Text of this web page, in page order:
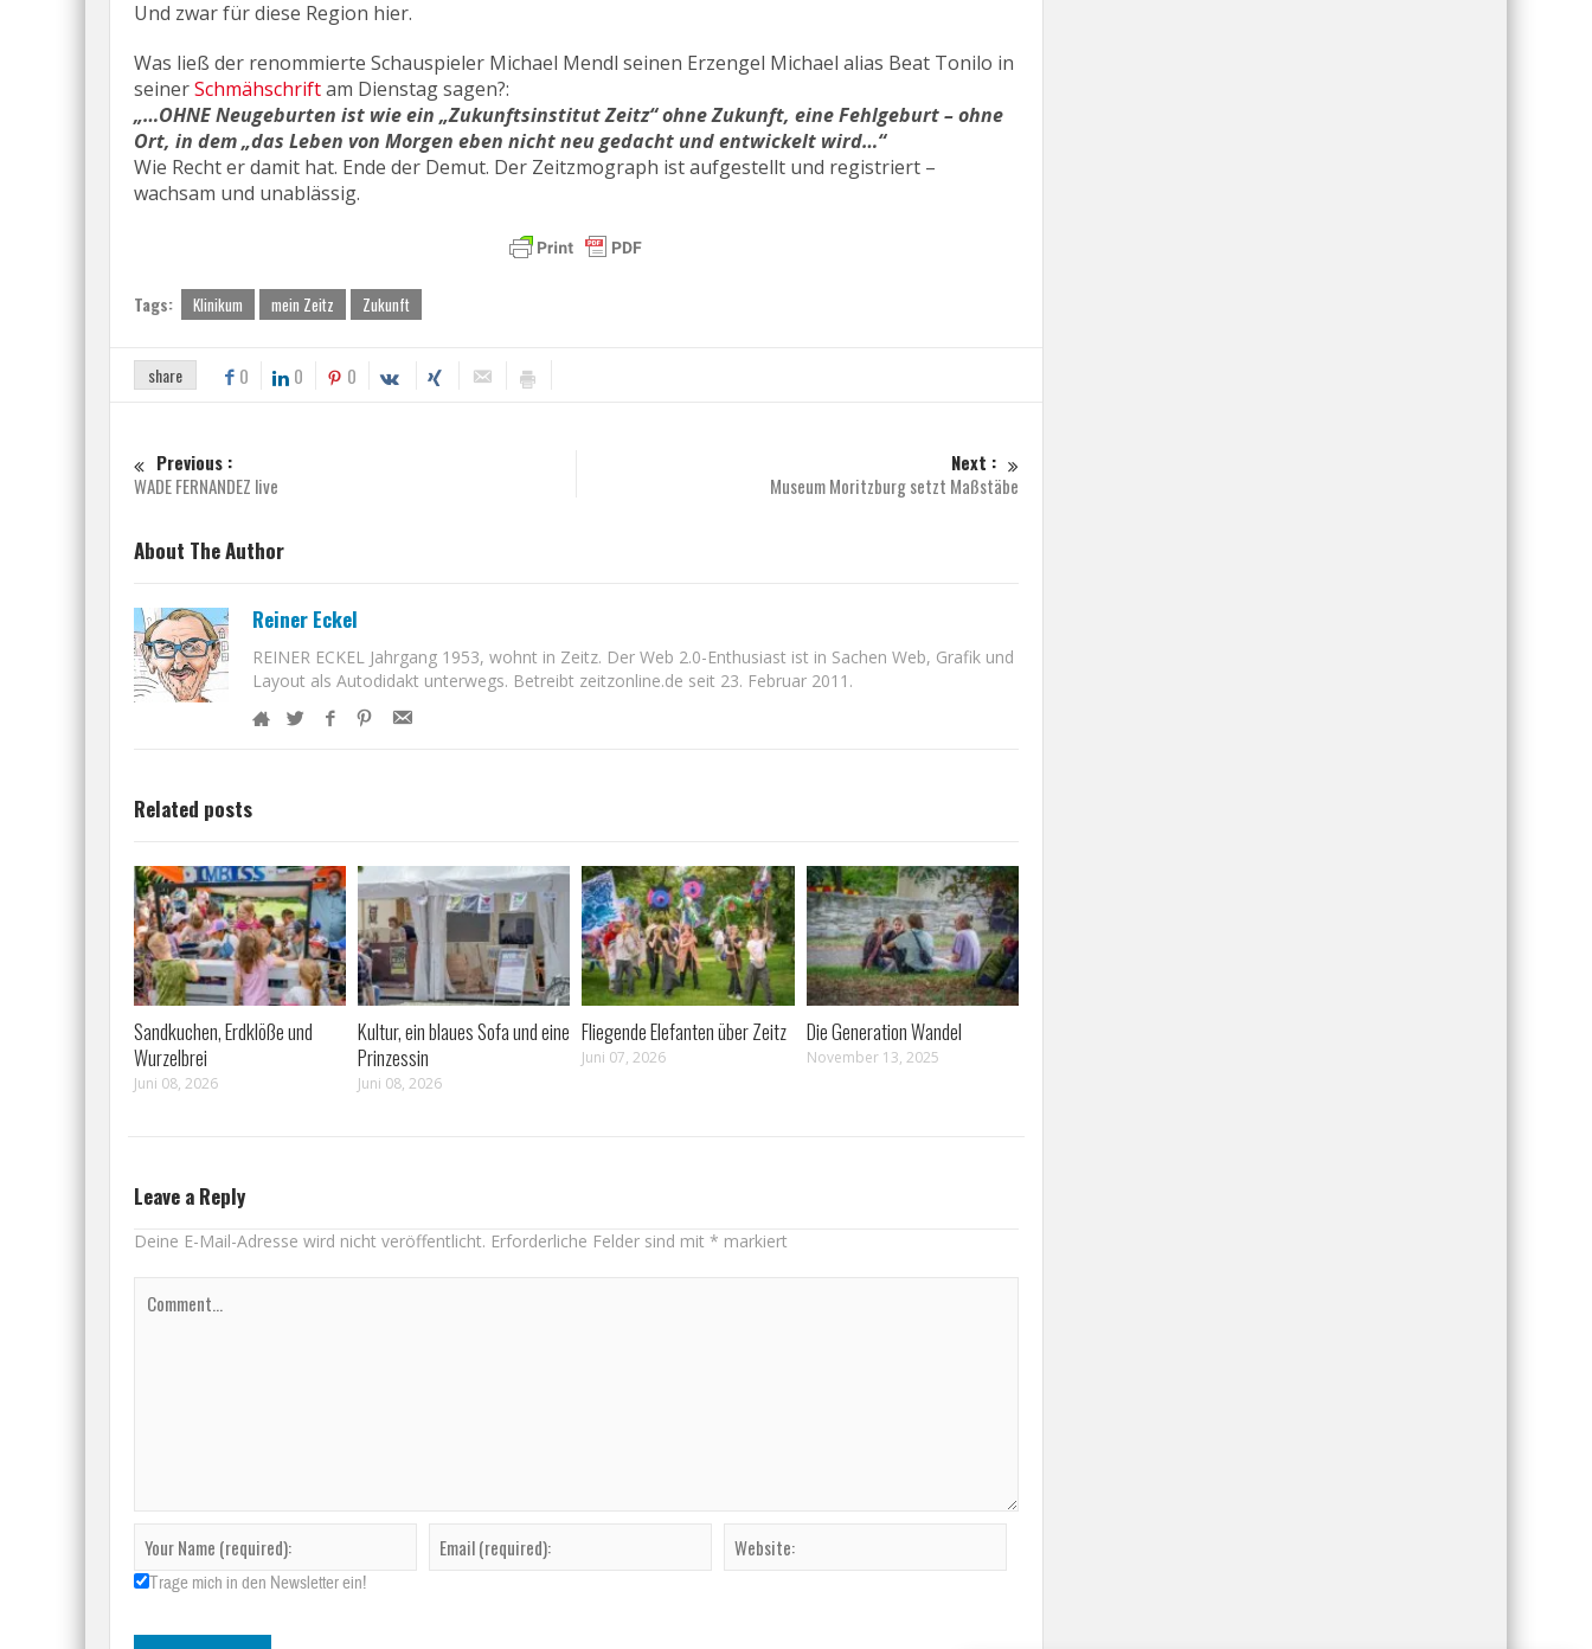
Und zwar für diese Region hier.
Was ließ der renommierte Schauspieler Michael Mendl seinen Erzengel Michael alias Beat Tonilo in
seinerSchmähschriftam Dienstag sagen?:
„…OHNE Neugeburten ist wie ein „Zukunftsinstitut Zeitz“ ohne Zukunft, eine Fehlgeburt – ohne
Ort, in dem „das Leben von Morgen eben nicht neu gedacht und entwickelt wird…“
Wie Recht er damit hat. Ende der Demut. Der Zeitzmograph ist aufgestellt und registriert –
wachsam und unablässig.
Tags: Klinikum mein Zeitz Zukunft
share 0 0 0
Previous :
WADE FERNANDEZ live
Next :
Museum Moritzburg setzt Maßstäbe
About The Author
Reiner Eckel
REINER ECKEL Jahrgang 1953, wohnt in Zeitz. Der Web 2.0-Enthusiast ist in Sachen Web, Grafik und
Layout als Autodidakt unterwegs. Betreibt zeitzonline.de seit 23. Februar 2011.
Related posts
Sandkuchen, Erdklöße und
Wurzelbrei
Juni 08, 2026
Kultur, ein blaues Sofa und eine
Prinzessin
Juni 08, 2026
Fliegende Elefanten über Zeitz
Juni 07, 2026
Die Generation Wandel
November 13, 2025
Leave a Reply
Deine E-Mail-Adresse wird nicht veröffentlicht. Erforderliche Felder sind mit * markiert
Trage mich in den Newsletter ein!